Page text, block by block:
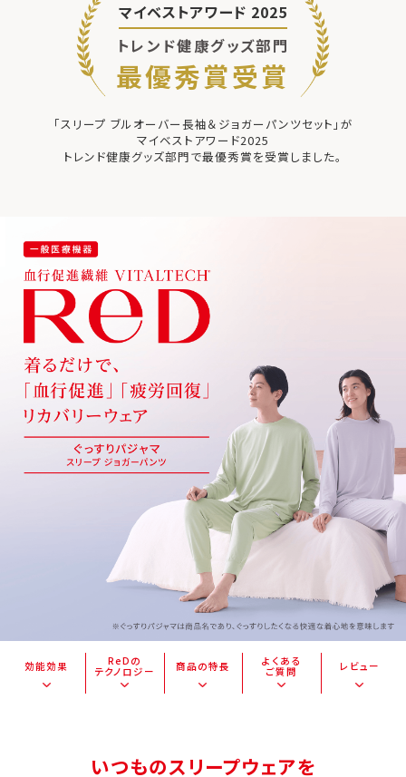
マイベストアワード 2025
トレンド健康グッズ部門
最優秀賞受賞
「スリープ ブルオーバー長袖＆ジョガーパンツセット」が
マイベストアワード2025
トレンド健康グッズ部門で最優秀賞を受賞しました。
効能効果
ReDの
テクノロジー
商品の特長
よくある
ご質問
レビュー
いつものスリープウェアを